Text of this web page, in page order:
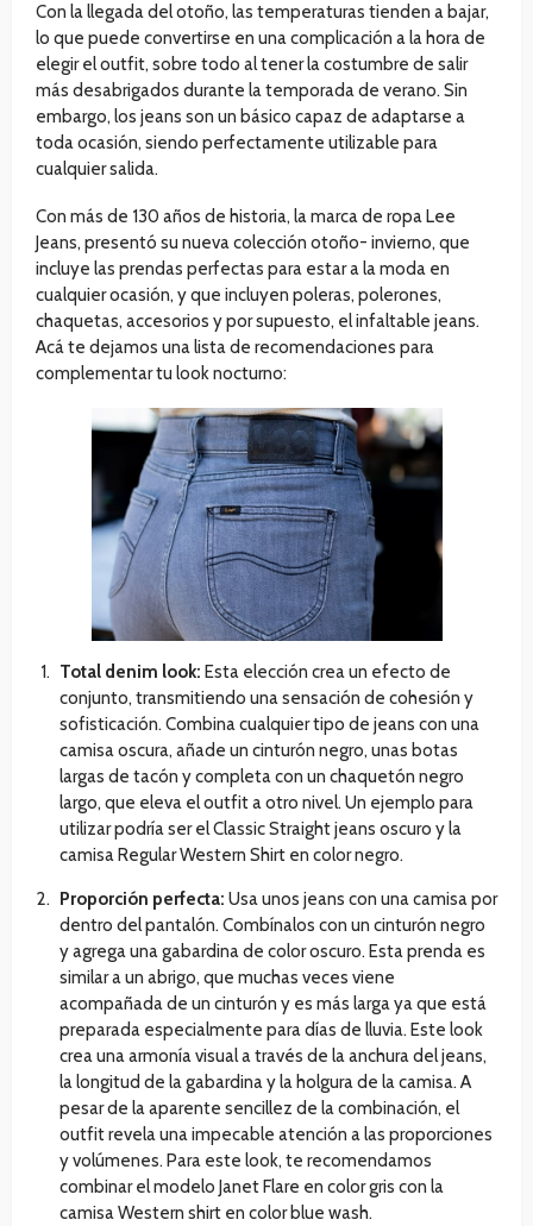
Con la llegada del otoño, las temperaturas tienden a bajar,
lo que puede convertirse en una complicación a la hora de
elegir el outfit, sobre todo al tener la costumbre de salir
más desabrigados durante la temporada de verano. Sin
embargo, los jeans son un básico capaz de adaptarse a
toda ocasión, siendo perfectamente utilizable para
cualquier salida.
Con más de 130 años de historia, la marca de ropa Lee
Jeans, presentó su nueva colección otoño- invierno, que
incluye las prendas perfectas para estar a la moda en
cualquier ocasión, y que incluyen poleras, polerones,
chaquetas, accesorios y por supuesto, el infaltable jeans.
Acá te dejamos una lista de recomendaciones para
complementar tu look nocturno:
Total denim look: Esta elección crea un efecto de
conjunto, transmitiendo una sensación de cohesión y
sofisticación. Combina cualquier tipo de jeans con una
camisa oscura, añade un cinturón negro, unas botas
largas de tacón y completa con un chaquetón negro
largo, que eleva el outfit a otro nivel. Un ejemplo para
utilizar podría ser el Classic Straight jeans oscuro y la
camisa Regular Western Shirt en color negro.
Proporción perfecta: Usa unos jeans con una camisa por
dentro del pantalón. Combínalos con un cinturón negro
y agrega una gabardina de color oscuro. Esta prenda es
similar a un abrigo, que muchas veces viene
acompañada de un cinturón y es más larga ya que está
preparada especialmente para días de lluvia. Este look
crea una armonía visual a través de la anchura del jeans,
la longitud de la gabardina y la holgura de la camisa. A
pesar de la aparente sencillez de la combinación, el
outfit revela una impecable atención a las proporciones
y volúmenes. Para este look, te recomendamos
combinar el modelo Janet Flare en color gris con la
camisa Western shirt en color blue wash.